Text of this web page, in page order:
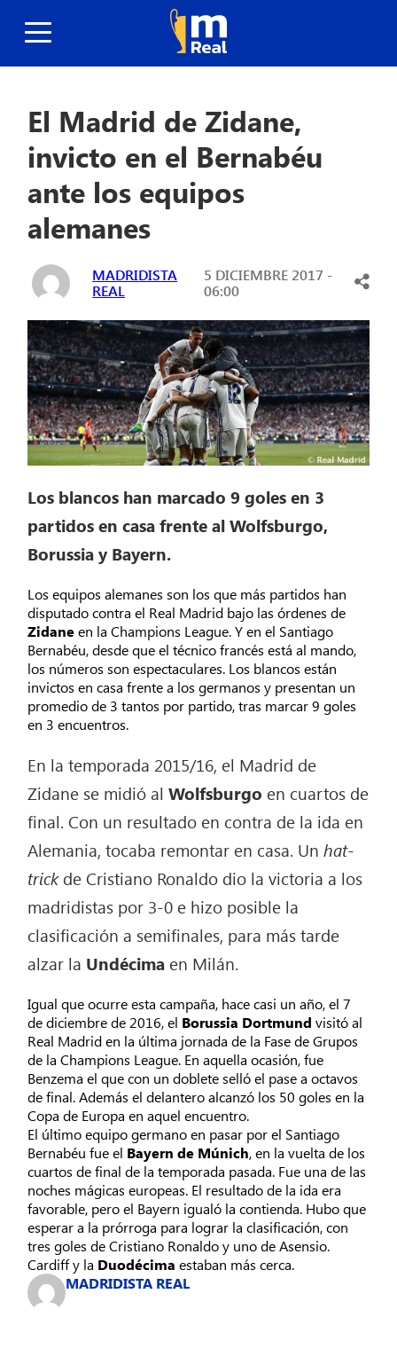
El Madrid de Zidane,
invicto en el Bernabéu
ante los equipos
alemanes
MADRIDISTA
REAL
5 DICIEMBRE 2017 -
06:00
Los blancos han marcado 9 goles en 3
partidos en casa frente al Wolfsburgo,
Borussia y Bayern.
Los equipos alemanes son los que más partidos han
disputado contra el Real Madrid bajo las órdenes de
Zidaneen la Champions League. Y en el Santiago
Bernabéu, desde que el técnico francés está al mando,
los números son espectaculares. Los blancos están
invictos en casa frente a los germanos y presentan un
promedio de 3 tantos por partido, tras marcar 9 goles
en 3 encuentros.
En la temporada 2015/16, el Madrid de
Zidane se midió alWolfsburgo en cuartos de
final. Con un resultado en contra de la ida en
Alemania, tocaba remontar en casa. Unhat-
trickde Cristiano Ronaldo dio la victoria a los
madridistas por 3-0 e hizo posible la
clasificación a semifinales, para más tarde
alzar la Undécima en Milán.
Igual que ocurre esta campaña, hace casi un año, el 7
de diciembre de 2016, el Borussia Dortmund visitó al
Real Madrid en la última jornada de la Fase de Grupos
de la Champions League. En aquella ocasión, fue
Benzema el que con un doblete selló el pase a octavos
de final. Además el delantero alcanzó los 50 goles en la
Copa de Europa en aquel encuentro.
El último equipo germano en pasar por el Santiago
Bernabéu fue el Bayern de Múnich, en la vuelta de los
cuartos de final de la temporada pasada. Fue una de las
noches mágicas europeas. El resultado de la ida era
favorable, pero el Bayern igualó la contienda. Hubo que
esperar a la prórroga para lograr la clasificación, con
tres goles de Cristiano Ronaldo y uno de Asensio.
Cardiff y la Duodécima estaban más cerca.
MADRIDISTA REAL